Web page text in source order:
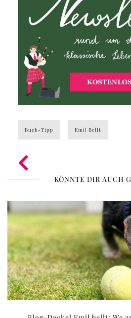
Buch-Tipp Emil Bellt
KÖNNTE DIR AUCH